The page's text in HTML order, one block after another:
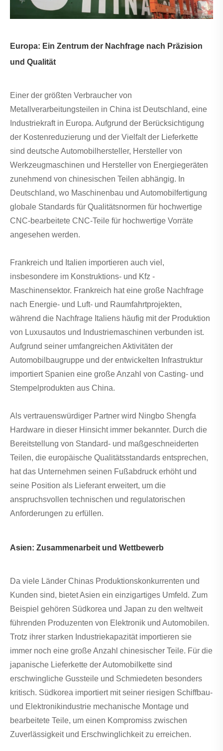
Europa: Ein Zentrum der Nachfrage nach Präzision
und Qualität
Einer der größten Verbraucher von
Metallverarbeitungsteilen in China ist Deutschland, eine
Industriekraft in Europa. Aufgrund der Berücksichtigung
der Kostenreduzierung und der Vielfalt der Lieferkette
sind deutsche Automobilhersteller, Hersteller von
Werkzeugmaschinen und Hersteller von Energiegeräten
zunehmend von chinesischen Teilen abhängig. In
Deutschland, wo Maschinenbau und Automobilfertigung
globale Standards für Qualitätsnormen für hochwertige
CNC-bearbeitete CNC-Teile für hochwertige Vorräte
angesehen werden.
Frankreich und Italien importieren auch viel,
insbesondere im Konstruktions- und Kfz -
Maschinensektor. Frankreich hat eine große Nachfrage
nach Energie- und Luft- und Raumfahrtprojekten,
während die Nachfrage Italiens häufig mit der Produktion
von Luxusautos und Industriemaschinen verbunden ist.
Aufgrund seiner umfangreichen Aktivitäten der
Automobilbaugruppe und der entwickelten Infrastruktur
importiert Spanien eine große Anzahl von Casting- und
Stempelprodukten aus China.
Als vertrauenswürdiger Partner wird Ningbo Shengfa
Hardware in dieser Hinsicht immer bekannter. Durch die
Bereitstellung von Standard- und maßgeschneiderten
Teilen, die europäische Qualitätsstandards entsprechen,
hat das Unternehmen seinen Fußabdruck erhöht und
seine Position als Lieferant erweitert, um die
anspruchsvollen technischen und regulatorischen
Anforderungen zu erfüllen.
Asien: Zusammenarbeit und Wettbewerb
Da viele Länder Chinas Produktionskonkurrenten und
Kunden sind, bietet Asien ein einzigartiges Umfeld. Zum
Beispiel gehören Südkorea und Japan zu den weltweit
führenden Produzenten von Elektronik und Automobilen.
Trotz ihrer starken Industriekapazität importieren sie
immer noch eine große Anzahl chinesischer Teile. Für die
japanische Lieferkette der Automobilkette sind
erschwingliche Gussteile und Schmiedeten besonders
kritisch. Südkorea importiert mit seiner riesigen Schiffbau-
und Elektronikindustrie mechanische Montage und
bearbeitete Teile, um einen Kompromiss zwischen
Zuverlässigkeit und Erschwinglichkeit zu erreichen.